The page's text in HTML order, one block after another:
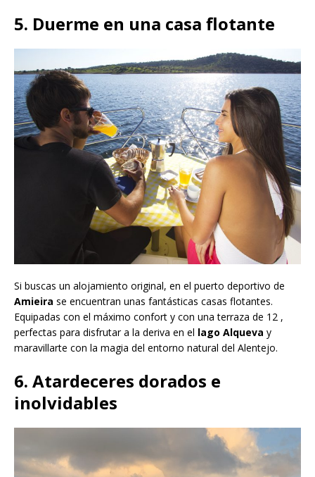
5. Duerme en una casa flotante
Si buscas un alojamiento original, en el puerto deportivo de
Amieira se encuentran unas fantásticas casas flotantes.
Equipadas con el máximo confort y con una terraza de 12 ,
perfectas para disfrutar a la deriva en el lago Alqueva y
maravillarte con la magia del entorno natural del Alentejo.
6. Atardeceres dorados e
inolvidables